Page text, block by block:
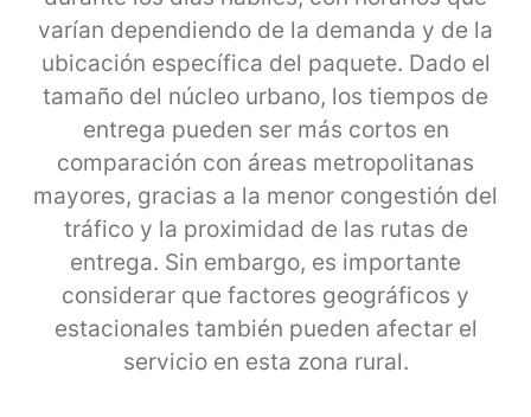
varían dependiendo de la demanda y de la
ubicación específica del paquete. Dado el
tamaño del núcleo urbano, los tiempos de
entrega pueden ser más cortos en
comparación con áreas metropolitanas
mayores, gracias a la menor congestión del
tráfico y la proximidad de las rutas de
entrega. Sin embargo, es importante
considerar que factores geográficos y
estacionales también pueden afectar el
servicio en esta zona rural.